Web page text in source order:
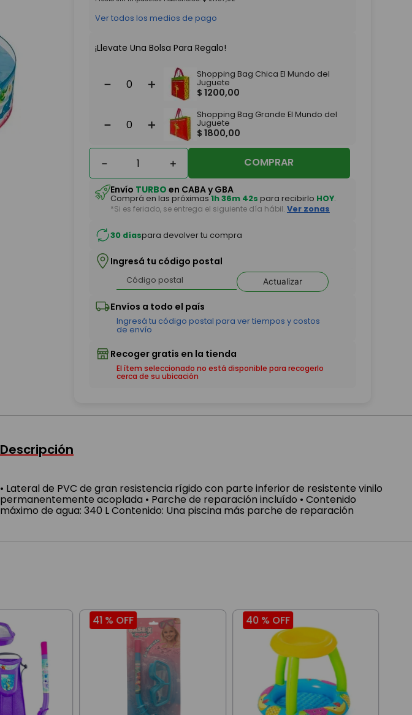
Ver todos los medios de pago
¡Llevate Una Bolsa Para Regalo!
＋
－
Shopping Bag Chica El Mundo del
Juguete
$ 1200,00
＋
－
Shopping Bag Grande El Mundo del
Juguete
$ 1800,00
＋
－ COMPRAR
Envío TURBO en CABA y GBA
Comprá en las próximas1h 36m 41s para recibirlo HOY.
*Si es feriado, se entrega el siguiente día hábil. Ver zonas
30 díaspara devolver tu compra
Ingresá tu código postal
Actualizar
El ítem seleccionado no está disponible para recogerlo
cerca de su ubicación
Descripción
• Lateral de PVC de gran resistencia rígido con parte inferior de resistente vinilo
permanentemente acoplada • Parche de reparación incluído • Contenido
máximo de agua: 340 L Contenido: Una piscina más parche de reparación
41 % OFF 40 % OFF